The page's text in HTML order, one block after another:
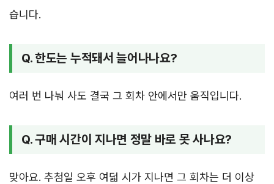
습니다.
Q. 한도는 누적돼서 늘어나나요?
여러 번 나눠 사도 결국 그 회차 안에서만 움직입니다.
Q. 구매 시간이 지나면 정말 바로 못 사나요?
맞아요. 추첨일 오후 여덟 시가 지나면 그 회차는 더 이상